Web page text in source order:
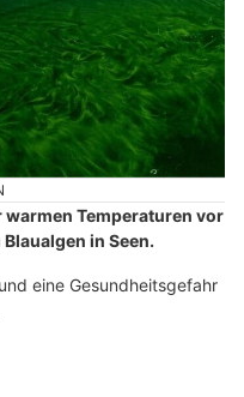
warmen Temperaturen vor
in Seen.
eine Gesundheitsgefahr